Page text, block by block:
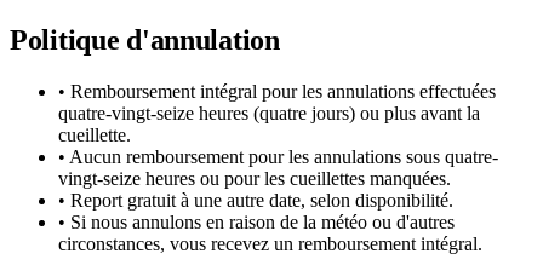
Politique d'annulation
• Remboursement intégral pour les annulations effectuées
quatre-vingt-seize heures (quatre jours) ou plus avant la
cueillette.
• Aucun remboursement pour les annulations sous quatre-
vingt-seize heures ou pour les cueillettes manquées.
• Report gratuit à une autre date, selon disponibilité.
• Si nous annulons en raison de la météo ou d'autres
circonstances, vous recevez un remboursement intégral.